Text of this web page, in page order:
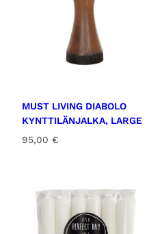
MUST LIVING DIABOLO
KYNTTILÄNJALKA, LARGE
95,00 €